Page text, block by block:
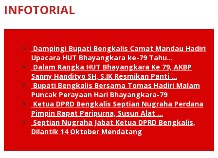
INFOTORIAL
Dampingi Bupati Bengkalis Camat Mandau Hadiri
Upacara HUT Bhayangkara ke-79 Tahu…
Dalam Rangka HUT Bhayangkara Ke 79, AKBP
Sanny Handityo SH, S.IK Resmikan Panti …
Bupati Bengkalis Bersama Tomas Hadiri Malam
Puncak Perayaan Hari Bhayangkara-79
Ketua DPRD Bengkalis Septian Nugraha Perdana
Pimpin Rapat Paripurna, Susun Alat …
Septian Nugraha Jabat Ketua DPRD Bengkalis,
Dilantik 14 Oktober Mendatang